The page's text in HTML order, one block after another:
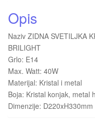
Opis
Naziv ZIDNA SVETILJKA
BRILIGHT
Grlo: E14
Max. Watt: 40W
Materijal: Kristal i metal
Boja: Kristal konjak, metal
Dimenzije: D220xH330mm